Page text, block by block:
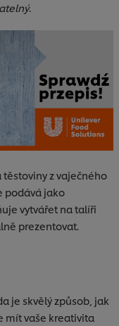
.
z vaječného
podává jako
vytvářet na talíři
prezentovat.
je skvělý způsob, jak
mít vaše kreativita